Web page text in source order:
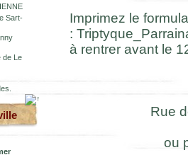
Sart-
de Le
Imprimez le
:
à rentrer avant le
Rue
ou